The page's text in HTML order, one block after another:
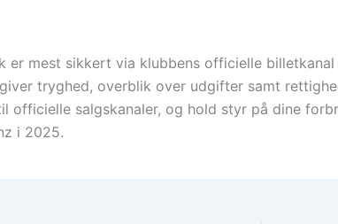
er mest sikkert via klubbens officielle
tryghed, overblik over udgifter samt
salgskanaler, og hold styr på dine
i 2025.